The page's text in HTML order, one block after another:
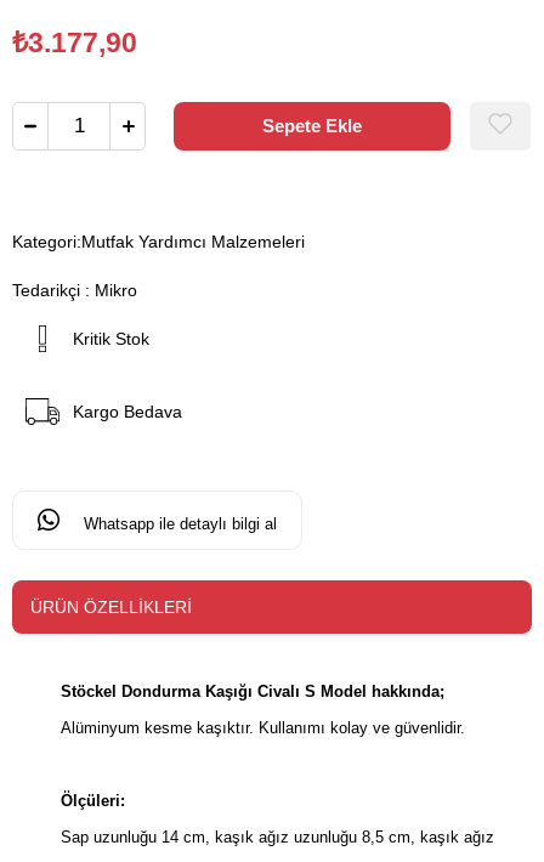
₺3.177,90
Kategori:Mutfak Yardımcı Malzemeleri
Tedarikçi : Mikro
Kritik Stok
Kargo Bedava
Whatsapp ile detaylı bilgi al
ÜRÜN ÖZELLIKLERI
Stöckel Dondurma Kaşığı Civalı S Model hakkında;
Alüminyum kesme kaşıktır. Kullanımı kolay ve güvenlidir.
Ölçüleri:
Sap uzunluğu 14 cm, kaşık ağız uzunluğu 8,5 cm, kaşık ağız